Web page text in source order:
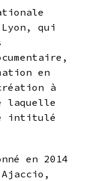
qui
en
à
laquelle
intitulé
en 2014